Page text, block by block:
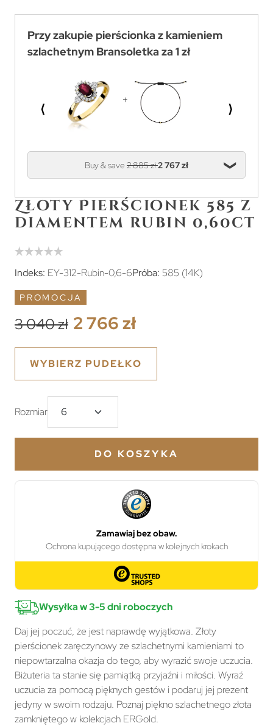
Przy zakupie pierścionka z kamieniem
szlachetnym Bransoletka za 1 zł
⟨ ⟩
Buy & save 2 885 zł2 767 zł
Złoty Pierścionek 585 z
diamentem rubin 0,60ct
Indeks: EY-312-Rubin-0,6-6Próba: 585 (14K)
PROMOCJA
3 040 zł 2 766 zł
WYBIERZ PUDEŁKO
Rozmiar
DO KOSZYKA
Wysyłka w 3-5 dni roboczych
Daj jej poczuć, że jest naprawdę wyjątkowa. Złoty
pierścionek zaręczynowy ze szlachetnymi kamieniami to
niepowtarzalna okazja do tego, aby wyrazić swoje uczucia.
Biżuteria ta stanie się pamiątką przyjaźni i miłości. Wyraź
uczucia za pomocą pięknych gestów i podaruj jej prezent
jedyny w swoim rodzaju. Poznaj piękno szlachetnego złota
zamkniętego w kolekcjach ERGold.